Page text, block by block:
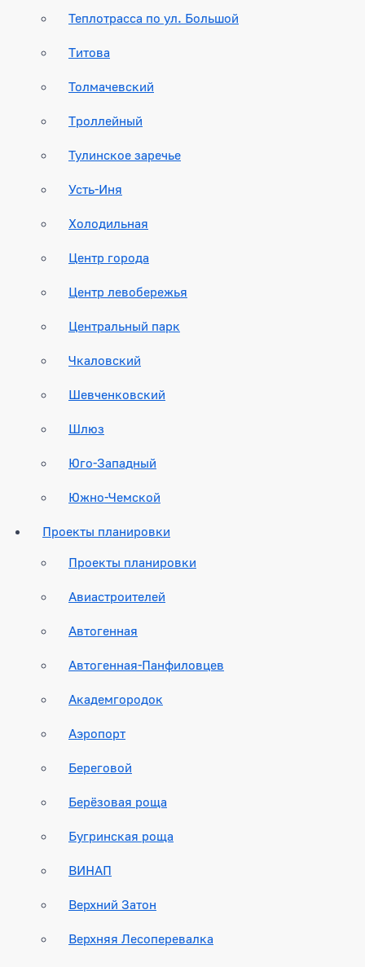
Теплотрасса по ул. Большой
Титова
Толмачевский
Троллейный
Тулинское заречье
Усть-Иня
Холодильная
Центр города
Центр левобережья
Центральный парк
Чкаловский
Шевченковский
Шлюз
Юго-Западный
Южно-Чемской
Проекты планировки
Проекты планировки
Авиастроителей
Автогенная
Автогенная-Панфиловцев
Академгородок
Аэропорт
Береговой
Берёзовая роща
Бугринская роща
ВИНАП
Верхний Затон
Верхняя Лесоперевалка